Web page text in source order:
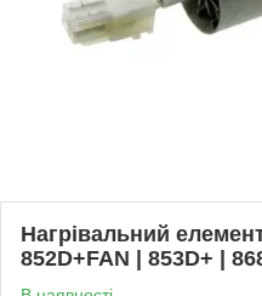
Нагрівальний
852D+FAN | 853D+ |